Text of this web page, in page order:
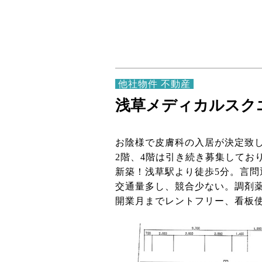
他社物件 不動産
浅草メディカルス
お陰様で皮膚科の入居が決定致
2階、4階は引き続き募集してお
新築！浅草駅より徒歩5分。言
交通量多し、競合少ない。調剤
開業月までレントフリー、看板